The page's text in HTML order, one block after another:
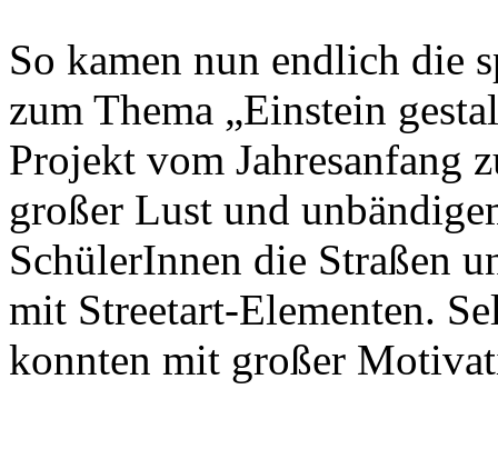
So kamen nun endlich die
zum Thema „Einstein
Projekt vom Jahresanfang
großer Lust und
SchülerInnen die Straßen
mit Streetart-Elementen.
konnten mit großer